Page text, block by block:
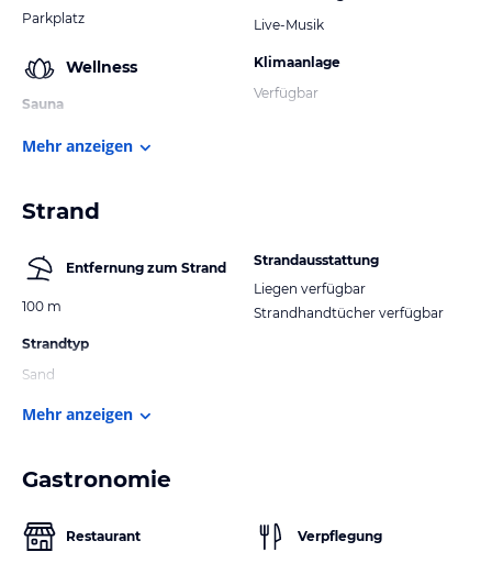
Parkplatz
Wellness
Sauna
Live-Musik
Klimaanlage
Verfügbar
Mehr anzeigen
Strand
Entfernung zum Strand
100 m
Strandtyp
Sand
Strandausstattung
Liegen verfügbar
Strandhandtücher verfügbar
Mehr anzeigen
Gastronomie
Restaurant Verpflegung